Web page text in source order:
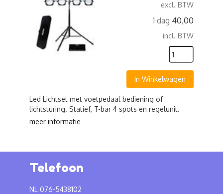
excl. BTW
1 dag 40,00
incl. BTW
In Winkelwagen
Led Lichtset met voetpedaal bediening of
lichtsturing. Statief, T-bar 4 spots en regelunit.
meer informatie
Telefoon
NL 076-5438102